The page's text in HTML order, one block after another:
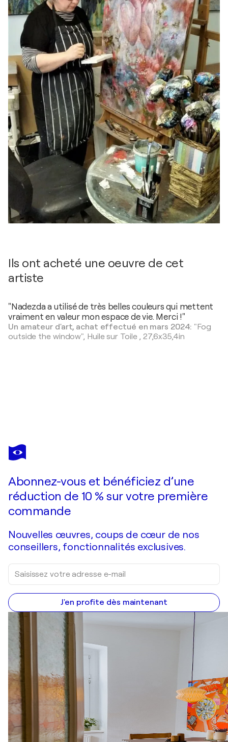
Ils ont acheté une oeuvre de cet
artiste
"Nadezda a utilisé de très belles couleurs qui mettent
vraiment en valeur mon espace de vie. Merci !"
Un amateur d'art, achat effectué en mars 2024: "Fog
outside the window", Huile sur Toile,27,6x35,4in
NADEZDA STUPINA
Flowers on the beach
Abonnez-vous et bénéficiez d’une
réduction de 10 % sur votre première
commande
Nouvelles œuvres, coups de cœur de nos
conseillers, fonctionnalités exclusives.
J'en profite dès maintenant